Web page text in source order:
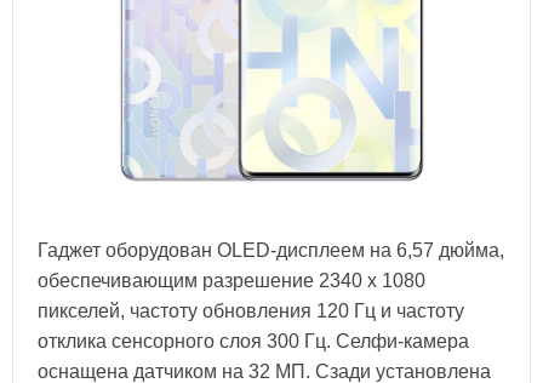
Гаджет оборудован OLED-дисплеем на 6,57 дюйма,
обеспечивающим разрешение 2340 х 1080
пикселей, частоту обновления 120 Гц и частоту
отклика сенсорного слоя 300 Гц. Селфи-камера
оснащена датчиком на 32 МП. Сзади установлена